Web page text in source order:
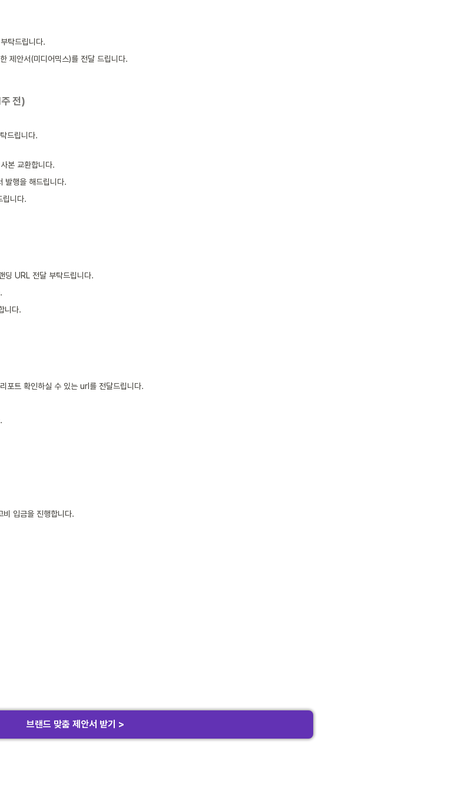
탁드립니다.
제안서(미디어믹스)를 전달 드립니다.
전)
드립니다.
본 교환합니다.
발행을 해드립니다.
립니다.
딩 URL 전달 부탁드립니다.
니다.
포트 확인하실 수 있는 url를 전달드립니다.
입금을 진행합니다.
브랜드 맞춤 제안서 받기 >